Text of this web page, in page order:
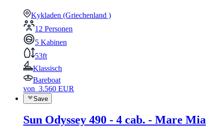
Kykladen (Griechenland )
12 Personen
5 Kabinen
53ft
Klassisch
Bareboat
von 3.560 EUR
Save
Sun Odyssey 490 - 4 cab. - Mare Mia